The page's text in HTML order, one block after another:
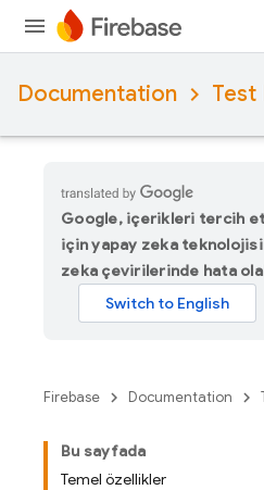
Documentation Test
Google, içerikleri tercih
için yapay zeka
zeka çevirilerinde hata
Firebase Documentation
Bu sayfada
Temel özellikler